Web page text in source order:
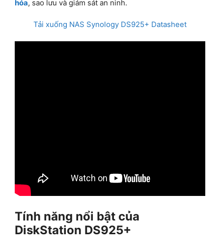
hóa, sao lưu và giám sát an ninh.
Tải xuống NAS Synology DS925+ Datasheet
Tính năng nổi bật của
DiskStation DS925+